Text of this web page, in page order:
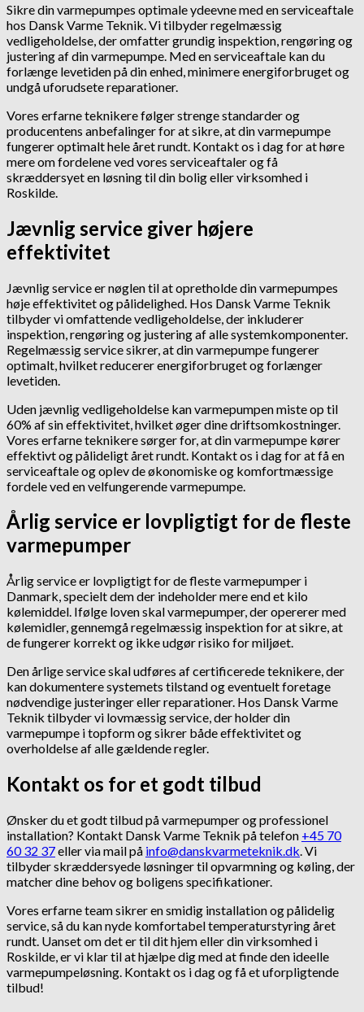
Sikre din varmepumpes optimale ydeevne med en serviceaftale
hos Dansk Varme Teknik. Vi tilbyder regelmæssig
vedligeholdelse, der omfatter grundig inspektion, rengøring og
justering af din varmepumpe. Med en serviceaftale kan du
forlænge levetiden på din enhed, minimere energiforbruget og
undgå uforudsete reparationer.
Vores erfarne teknikere følger strenge standarder og
producentens anbefalinger for at sikre, at din varmepumpe
fungerer optimalt hele året rundt. Kontakt os i dag for at høre
mere om fordelene ved vores serviceaftaler og få
skræddersyet en løsning til din bolig eller virksomhed i
Roskilde.
Jævnlig service giver højere
effektivitet
Jævnlig service er nøglen til at opretholde din varmepumpes
høje effektivitet og pålidelighed. Hos Dansk Varme Teknik
tilbyder vi omfattende vedligeholdelse, der inkluderer
inspektion, rengøring og justering af alle systemkomponenter.
Regelmæssig service sikrer, at din varmepumpe fungerer
optimalt, hvilket reducerer energiforbruget og forlænger
levetiden.
Uden jævnlig vedligeholdelse kan varmepumpen miste op til
60% af sin effektivitet, hvilket øger dine driftsomkostninger.
Vores erfarne teknikere sørger for, at din varmepumpe kører
effektivt og pålideligt året rundt. Kontakt os i dag for at få en
serviceaftale og oplev de økonomiske og komfortmæssige
fordele ved en velfungerende varmepumpe.
Årlig service er lovpligtigt for de fleste
varmepumper
Årlig service er lovpligtigt for de fleste varmepumper i
Danmark, specielt dem der indeholder mere end et kilo
kølemiddel. Ifølge loven skal varmepumper, der opererer med
kølemidler, gennemgå regelmæssig inspektion for at sikre, at
de fungerer korrekt og ikke udgør risiko for miljøet.
Den årlige service skal udføres af certificerede teknikere, der
kan dokumentere systemets tilstand og eventuelt foretage
nødvendige justeringer eller reparationer. Hos Dansk Varme
Teknik tilbyder vi lovmæssig service, der holder din
varmepumpe i topform og sikrer både effektivitet og
overholdelse af alle gældende regler.
Kontakt os for et godt tilbud
Ønsker du et godt tilbud på varmepumper og professionel
installation? Kontakt Dansk Varme Teknik på telefon +45 70
60 32 37eller via mail på info@danskvarmeteknik.dk. Vi
tilbyder skræddersyede løsninger til opvarmning og køling, der
matcher dine behov og boligens specifikationer.
Vores erfarne team sikrer en smidig installation og pålidelig
service, så du kan nyde komfortabel temperaturstyring året
rundt. Uanset om det er til dit hjem eller din virksomhed i
Roskilde, er vi klar til at hjælpe dig med at finde den ideelle
varmepumpeløsning. Kontakt os i dag og få et uforpligtende
tilbud!